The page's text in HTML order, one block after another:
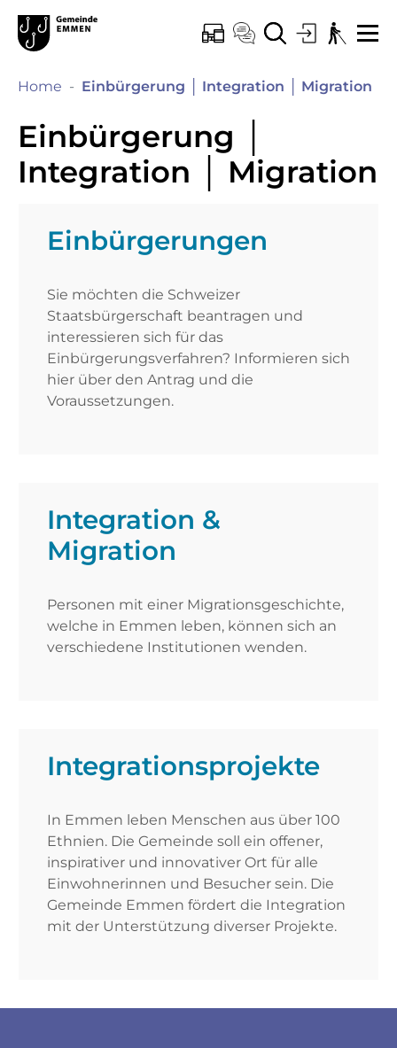
zur Startseite
Direkt zur Hauptnavigation
Direkt zum Inhalt
Direkt zur Suche
Direkt zum Stichwortverzeichnis
KopfzeileEmmen
Hauptnavigation
ONLINE-SCHALTER
KONTAKT
SUCHELOGIN
Hauptinhalt
Home Einbürgerung │ Integration │ Migration
Einbürgerung │
Integration │ Migration
Einbürgerungen
Sie möchten die Schweizer
Staatsbürgerschaft beantragen und
interessieren sich für das
Einbürgerungsverfahren? Informieren sich
hier über den Antrag und die
Voraussetzungen.
Integration &
Migration
Personen mit einer Migrationsgeschichte,
welche in Emmen leben, können sich an
verschiedene Institutionen wenden.
Integrationsprojekte
In Emmen leben Menschen aus über 100
Ethnien. Die Gemeinde soll ein offener,
inspirativer und innovativer Ort für alle
Einwohnerinnen und Besucher sein. Die
Gemeinde Emmen fördert die Integration
mit der Unterstützung diverser Projekte.